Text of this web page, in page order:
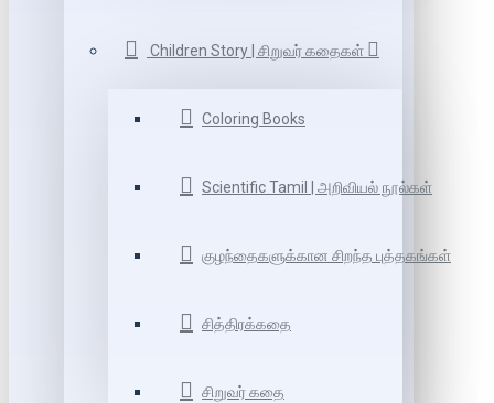
Children Story | சிறுவர் கதைகள்
Coloring Books
Scientific Tamil | அறிவியல் நூல்கள்
குழந்தைகளுக்கான சிறந்த புத்தகங்கள்
சித்திரக்கதை
சிறுவர் கதை